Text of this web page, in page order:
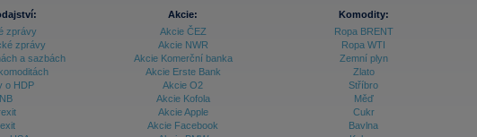
zprávy
zprávy
a sazbách
o HDP
Akcie:
Akcie ČEZ
Akcie NWR
Akcie Komerční banka
Akcie Erste Bank
Akcie O2
Akcie Kofola
Akcie Apple
Akcie Facebook
Komodity:
Ropa BRENT
Ropa WTI
Zemní plyn
Zlato
Stříbro
Měď
Cukr
Bavlna